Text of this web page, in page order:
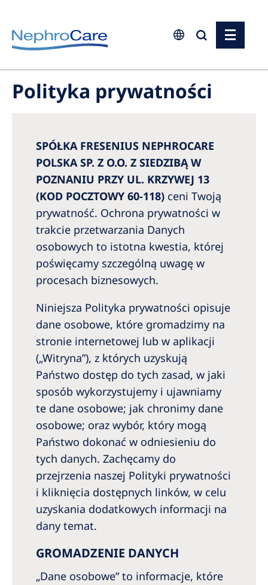
Europe
Czech Republic
Germany
Israel
Italy
Netherlands
Poland
Portugal
Romania
Russia
Serbia
Slovakia
Slovenia
Spain
Sweden
Switzerland
United Kingdom
Asia Pacific
Asia Pacific
Polityka prywatności
SPÓŁKA FRESENIUS NEPHROCARE
POLSKA SP. Z O.O. Z SIEDZIBĄ W
POZNANIU PRZY UL. KRZYWEJ 13
(KOD POCZTOWY 60-118) ceni Twoją
prywatność. Ochrona prywatności w
trakcie przetwarzania Danych
osobowych to istotna kwestia, której
poświęcamy szczególną uwagę w
procesach biznesowych.
Niniejsza Polityka prywatności opisuje
dane osobowe, które gromadzimy na
stronie internetowej lub w aplikacji
(„Witryna”), z których uzyskują
Państwo dostęp do tych zasad, w jaki
sposób wykorzystujemy i ujawniamy
te dane osobowe; jak chronimy dane
osobowe; oraz wybór, który mogą
Państwo dokonać w odniesieniu do
tych danych. Zachęcamy do
przejrzenia naszej Polityki prywatności
i kliknięcia dostępnych linków, w celu
uzyskania dodatkowych informacji na
dany temat.
GROMADZENIE DANYCH
„Dane osobowe” to informacje, które